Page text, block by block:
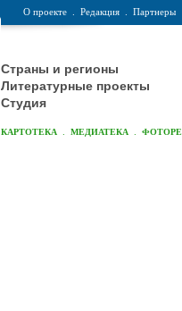
О проекте Редакция Партнеры
Страны и регионы
Литературные проекты
Студия
КАРТОТЕКА МЕДИАТЕКА